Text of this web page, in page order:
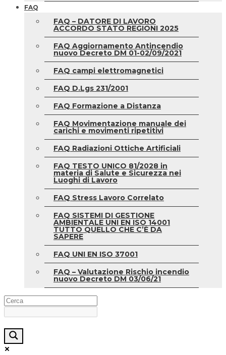
FAQ
FAQ – DATORE DI LAVORO
ACCORDO STATO REGIONI 2025
FAQ Aggiornamento Antincendio
nuovo Decreto DM 01-02/09/2021
FAQ campi elettromagnetici
FAQ D.Lgs 231/2001
FAQ Formazione a Distanza
FAQ Movimentazione manuale dei
carichi e movimenti ripetitivi
FAQ Radiazioni Ottiche Artificiali
FAQ TESTO UNICO 81/2028 in
materia di Salute e Sicurezza nei
Luoghi di Lavoro
FAQ Stress Lavoro Correlato
FAQ SISTEMI DI GESTIONE
AMBIENTALE UNI EN ISO 14001
TUTTO QUELLO CHE C’È DA
SAPERE
FAQ UNI EN ISO 37001
FAQ – Valutazione Rischio incendio
nuovo Decreto DM 03/06/21